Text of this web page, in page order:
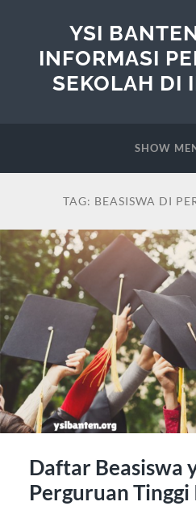
YSI
INFORMASI
SEKOLAH DI
SHOW
TAG: BEASISWA DI
Daftar Beasiswa
Perguruan